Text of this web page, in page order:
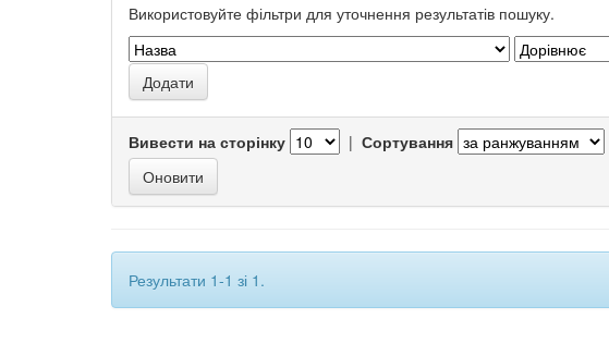
Використовуйте фільтри для уточнення результатів пошуку.
Вивести на сторінку | Сортування
Результати 1-1 зі 1.